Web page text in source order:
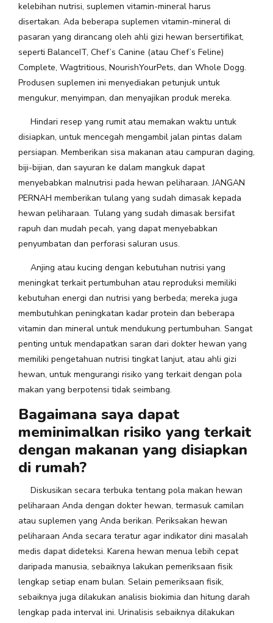
kelebihan nutrisi, suplemen vitamin-mineral harus
disertakan. Ada beberapa suplemen vitamin-mineral di
pasaran yang dirancang oleh ahli gizi hewan bersertifikat,
seperti BalanceIT, Chef’s Canine (atau Chef’s Feline)
Complete, Wagtritious, NourishYourPets, dan Whole Dogg.
Produsen suplemen ini menyediakan petunjuk untuk
mengukur, menyimpan, dan menyajikan produk mereka.
Hindari resep yang rumit atau memakan waktu untuk
disiapkan, untuk mencegah mengambil jalan pintas dalam
persiapan. Memberikan sisa makanan atau campuran daging,
biji-bijian, dan sayuran ke dalam mangkuk dapat
menyebabkan malnutrisi pada hewan peliharaan. JANGAN
PERNAH memberikan tulang yang sudah dimasak kepada
hewan peliharaan. Tulang yang sudah dimasak bersifat
rapuh dan mudah pecah, yang dapat menyebabkan
penyumbatan dan perforasi saluran usus.
Anjing atau kucing dengan kebutuhan nutrisi yang
meningkat terkait pertumbuhan atau reproduksi memiliki
kebutuhan energi dan nutrisi yang berbeda; mereka juga
membutuhkan peningkatan kadar protein dan beberapa
vitamin dan mineral untuk mendukung pertumbuhan. Sangat
penting untuk mendapatkan saran dari dokter hewan yang
memiliki pengetahuan nutrisi tingkat lanjut, atau ahli gizi
hewan, untuk mengurangi risiko yang terkait dengan pola
makan yang berpotensi tidak seimbang.
Bagaimana saya dapat
meminimalkan risiko yang terkait
dengan makanan yang disiapkan
di rumah?
Diskusikan secara terbuka tentang pola makan hewan
peliharaan Anda dengan dokter hewan, termasuk camilan
atau suplemen yang Anda berikan. Periksakan hewan
peliharaan Anda secara teratur agar indikator dini masalah
medis dapat dideteksi. Karena hewan menua lebih cepat
daripada manusia, sebaiknya lakukan pemeriksaan fisik
lengkap setiap enam bulan. Selain pemeriksaan fisik,
sebaiknya juga dilakukan analisis biokimia dan hitung darah
lengkap pada interval ini. Urinalisis sebaiknya dilakukan